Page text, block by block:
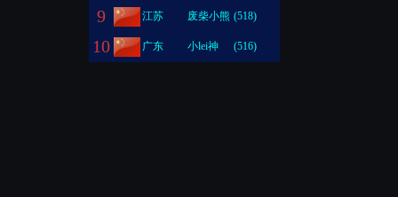
9 江苏 废柴小熊 (518)
10 广东 小lei神 (516)